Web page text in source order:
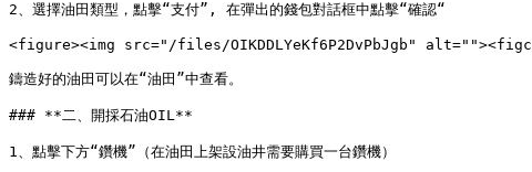
2、選擇油田類型，點擊“支付”, 在彈出的錢包對話框中點擊“確認“
<figure><img src="/files/OIKDDLYeKf6P2DvPbJgb"
鑄造好的油田可以在“油田”中查看。
### **二、開採石油OIL**
1、點擊下方“鑽機”（在油田上架設油井需要購買一台鑽機）